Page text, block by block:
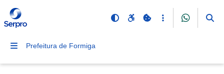
Prefeitura de Formiga